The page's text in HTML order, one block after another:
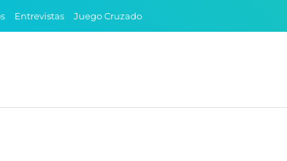
Entrevistas Juego Cruzado